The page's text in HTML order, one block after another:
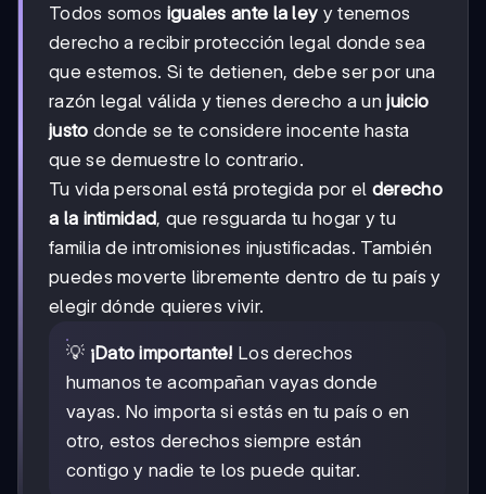
Todos somos iguales ante la ley y tenemos
derecho a recibir protección legal donde sea
que estemos. Si te detienen, debe ser por una
razón legal válida y tienes derecho a unjuicio
justo donde se te considere inocente hasta
que se demuestre lo contrario.
Tu vida personal está protegida por el derecho
a la intimidad, que resguarda tu hogar y tu
familia de intromisiones injustificadas. También
puedes moverte libremente dentro de tu país y
elegir dónde quieres vivir.
💡 ¡Dato importante! Los derechos
humanos te acompañan vayas donde
vayas. No importa si estás en tu país o en
otro, estos derechos siempre están
contigo y nadie te los puede quitar.